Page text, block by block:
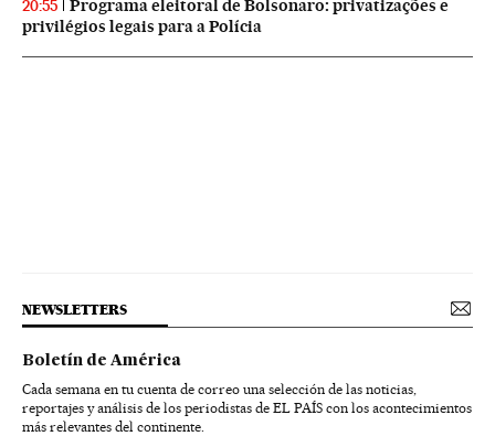
20:55
Programa eleitoral de Bolsonaro: privatizações e
privilégios legais para a Polícia
NEWSLETTERS
Boletín de América
Cada semana en tu cuenta de correo una selección de las noticias,
reportajes y análisis de los periodistas de EL PAÍS con los acontecimientos
más relevantes del continente.